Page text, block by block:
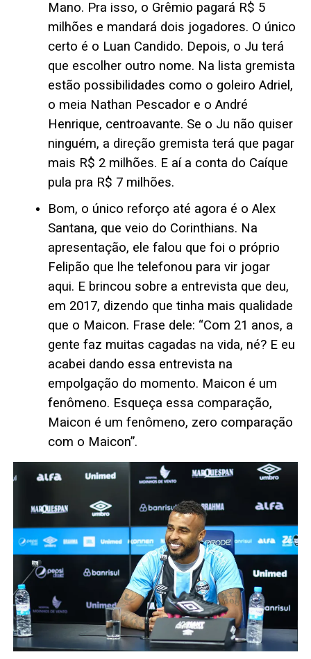
Mano. Pra isso, o Grêmio pagará R$ 5
milhões e mandará dois jogadores. O único
certo é o Luan Candido. Depois, o Ju terá
que escolher outro nome. Na lista gremista
estão possibilidades como o goleiro Adriel,
o meia Nathan Pescador e o André
Henrique, centroavante. Se o Ju não quiser
ninguém, a direção gremista terá que pagar
mais R$ 2 milhões. E aí a conta do Caíque
pula pra R$ 7 milhões.
Bom, o único reforço até agora é o Alex
Santana, que veio do Corinthians. Na
apresentação, ele falou que foi o próprio
Felipão que lhe telefonou para vir jogar
aqui. E brincou sobre a entrevista que deu,
em 2017, dizendo que tinha mais qualidade
que o Maicon. Frase dele: “Com 21 anos, a
gente faz muitas cagadas na vida, né? E eu
acabei dando essa entrevista na
empolgação do momento. Maicon é um
fenômeno. Esqueça essa comparação,
Maicon é um fenômeno, zero comparação
com o Maicon”.